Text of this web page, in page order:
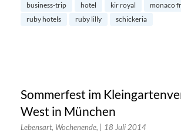
business-trip hotel kir royal
monaco
ruby hotels
ruby lilly schickeria
Sommerfest im
West in München
Lebensart, Wochenende, | 18 Juli 2014